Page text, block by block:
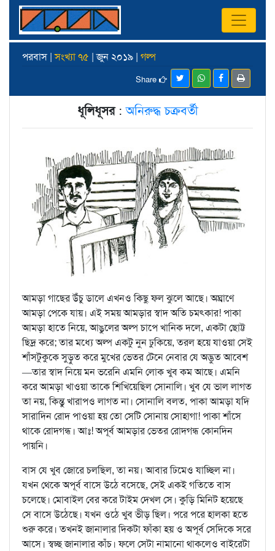
পরবাস |সংখ্যা ৭৫ | জুন ২০১৯ | গল্প
Share
ধূলিধূসর:অনিরুদ্ধ চক্রবর্তী
আমড়া গাছের উঁচু ডালে এখনও কিছু ফল ঝুলে আছে। অঘ্রাণে
আমড়া পেকে যায়। এই সময় আমড়ার স্বাদ অতি চমৎকার! পাকা
আমড়া হাতে নিয়ে, আঙুলের অল্প চাপে খানিক দলে, একটা ছোট্ট
ছিদ্র করে; তার মধ্যে অল্প একটু নুন ঢুকিয়ে, তরল হয়ে যাওয়া সেই
শাঁসটুকুকে সুড়ুত করে মুখের ভেতর টেনে নেবার যে অদ্ভুত আবেশ
—তার স্বাদ নিয়ে মন ভরেনি এমনি লোক খুব কম আছে। এমনি
করে আমড়া খাওয়া তাকে শিখিয়েছিল সোনালি। খুব যে ভাল লাগত
তা নয়, কিন্তু খারাপও লাগত না। সোনালি বলত, পাকা আমড়া যদি
সারাদিন রোদ পাওয়া হয় তো সেটি সোনায় সোহাগা! পাকা শাঁসে
থাকে রোদগন্ধ। আঃ! অপূর্ব আমড়ার ভেতর রোদগন্ধ কোনদিন
পায়নি।
বাস যে খুব জোরে চলছিল, তা নয়। আবার ঢিমেও যাচ্ছিল না।
যখন থেকে অপূর্ব বাসে উঠে বসেছে, সেই একই গতিতে বাস
চলেছে। মোবাইল বের করে টাইম দেখল সে। কুড়ি মিনিট হয়েছে
সে বাসে উঠেছে। যখন ওঠে খুব ভীড় ছিল। পরে পরে হালকা হতে
শুরু করে। তখনই জানালার দিকটা ফাঁকা হয় ও অপূর্ব সেদিকে সরে
আসে। স্বচ্ছ জানালার কাঁচ। ফলে সেটা নামানো থাকলেও বাইরেটা